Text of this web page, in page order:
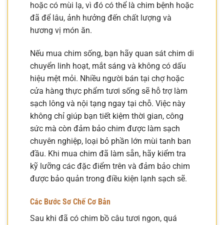
hoặc có mùi lạ, vì đó có thể là chim bệnh hoặc
đã để lâu, ảnh hưởng đến chất lượng và
hương vị món ăn.
Nếu mua chim sống, bạn hãy quan sát chim di
chuyển linh hoạt, mắt sáng và không có dấu
hiệu mệt mỏi. Nhiều người bán tại chợ hoặc
cửa hàng thực phẩm tươi sống sẽ hỗ trợ làm
sạch lông và nội tạng ngay tại chỗ. Việc này
không chỉ giúp bạn tiết kiệm thời gian, công
sức mà còn đảm bảo chim được làm sạch
chuyên nghiệp, loại bỏ phần lớn mùi tanh ban
đầu. Khi mua chim đã làm sẵn, hãy kiểm tra
kỹ lưỡng các đặc điểm trên và đảm bảo chim
được bảo quản trong điều kiện lạnh sạch sẽ.
Các Bước Sơ Chế Cơ Bản
Sau khi đã có chim bồ câu tươi ngon, quá